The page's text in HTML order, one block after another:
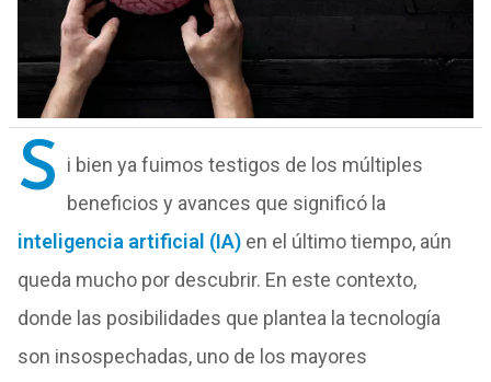
S i bien ya fuimos testigos de los múltiples
beneficios y avances que significó la
inteligencia artificial (IA) en el último tiempo, aún
queda mucho por descubrir. En este contexto,
donde las posibilidades que plantea la tecnología
son insospechadas, uno de los mayores